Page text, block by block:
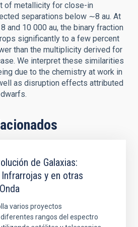
of metallicity for close-in
separations below ∼8 au. At
and 10 000 au, the binary fraction
significantly to a few percent
than the multiplicity derived for
We interpret these similarities
due to the chemistry at work in
as disruption effects attributed
de Galaxias:
y en otras
varios proyectos
rangos del espectro